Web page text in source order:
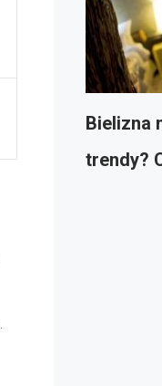
Bielizna
trendy?